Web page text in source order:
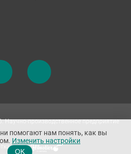
производственное предприятие
сайта
помогают нам понять, как вы
Изменить настройки
OK